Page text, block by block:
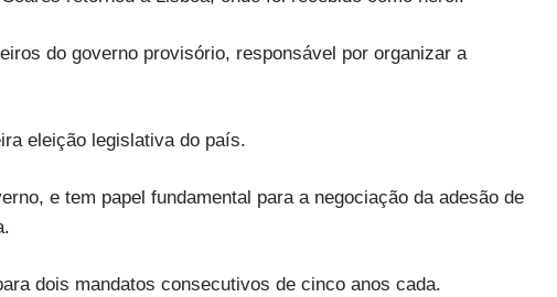
do governo provisório, responsável por organizar a
eleição legislativa do país.
e tem papel fundamental para a negociação da adesão de
dois mandatos consecutivos de cinco anos cada.